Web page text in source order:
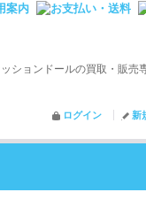
ションドールの買取・販売
ログイン 新